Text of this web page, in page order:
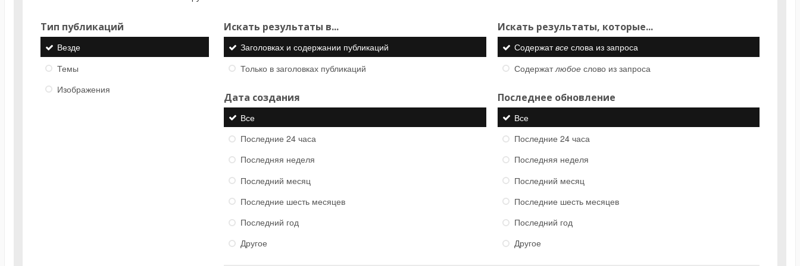
Тип публикаций
Везде
Темы
Изображения
Искать результаты в...
Заголовках и содержании публикаций
Только в заголовках публикаций
Искать результаты, которые...
Содержатвсеслова из запроса
Содержатлюбоеслово из запроса
Дата создания
Все
Последние 24 часа
Последняя неделя
Последний месяц
Последние шесть месяцев
Последний год
Другое
Последнее обновление
Все
Последние 24 часа
Последняя неделя
Последний месяц
Последние шесть месяцев
Последний год
Другое